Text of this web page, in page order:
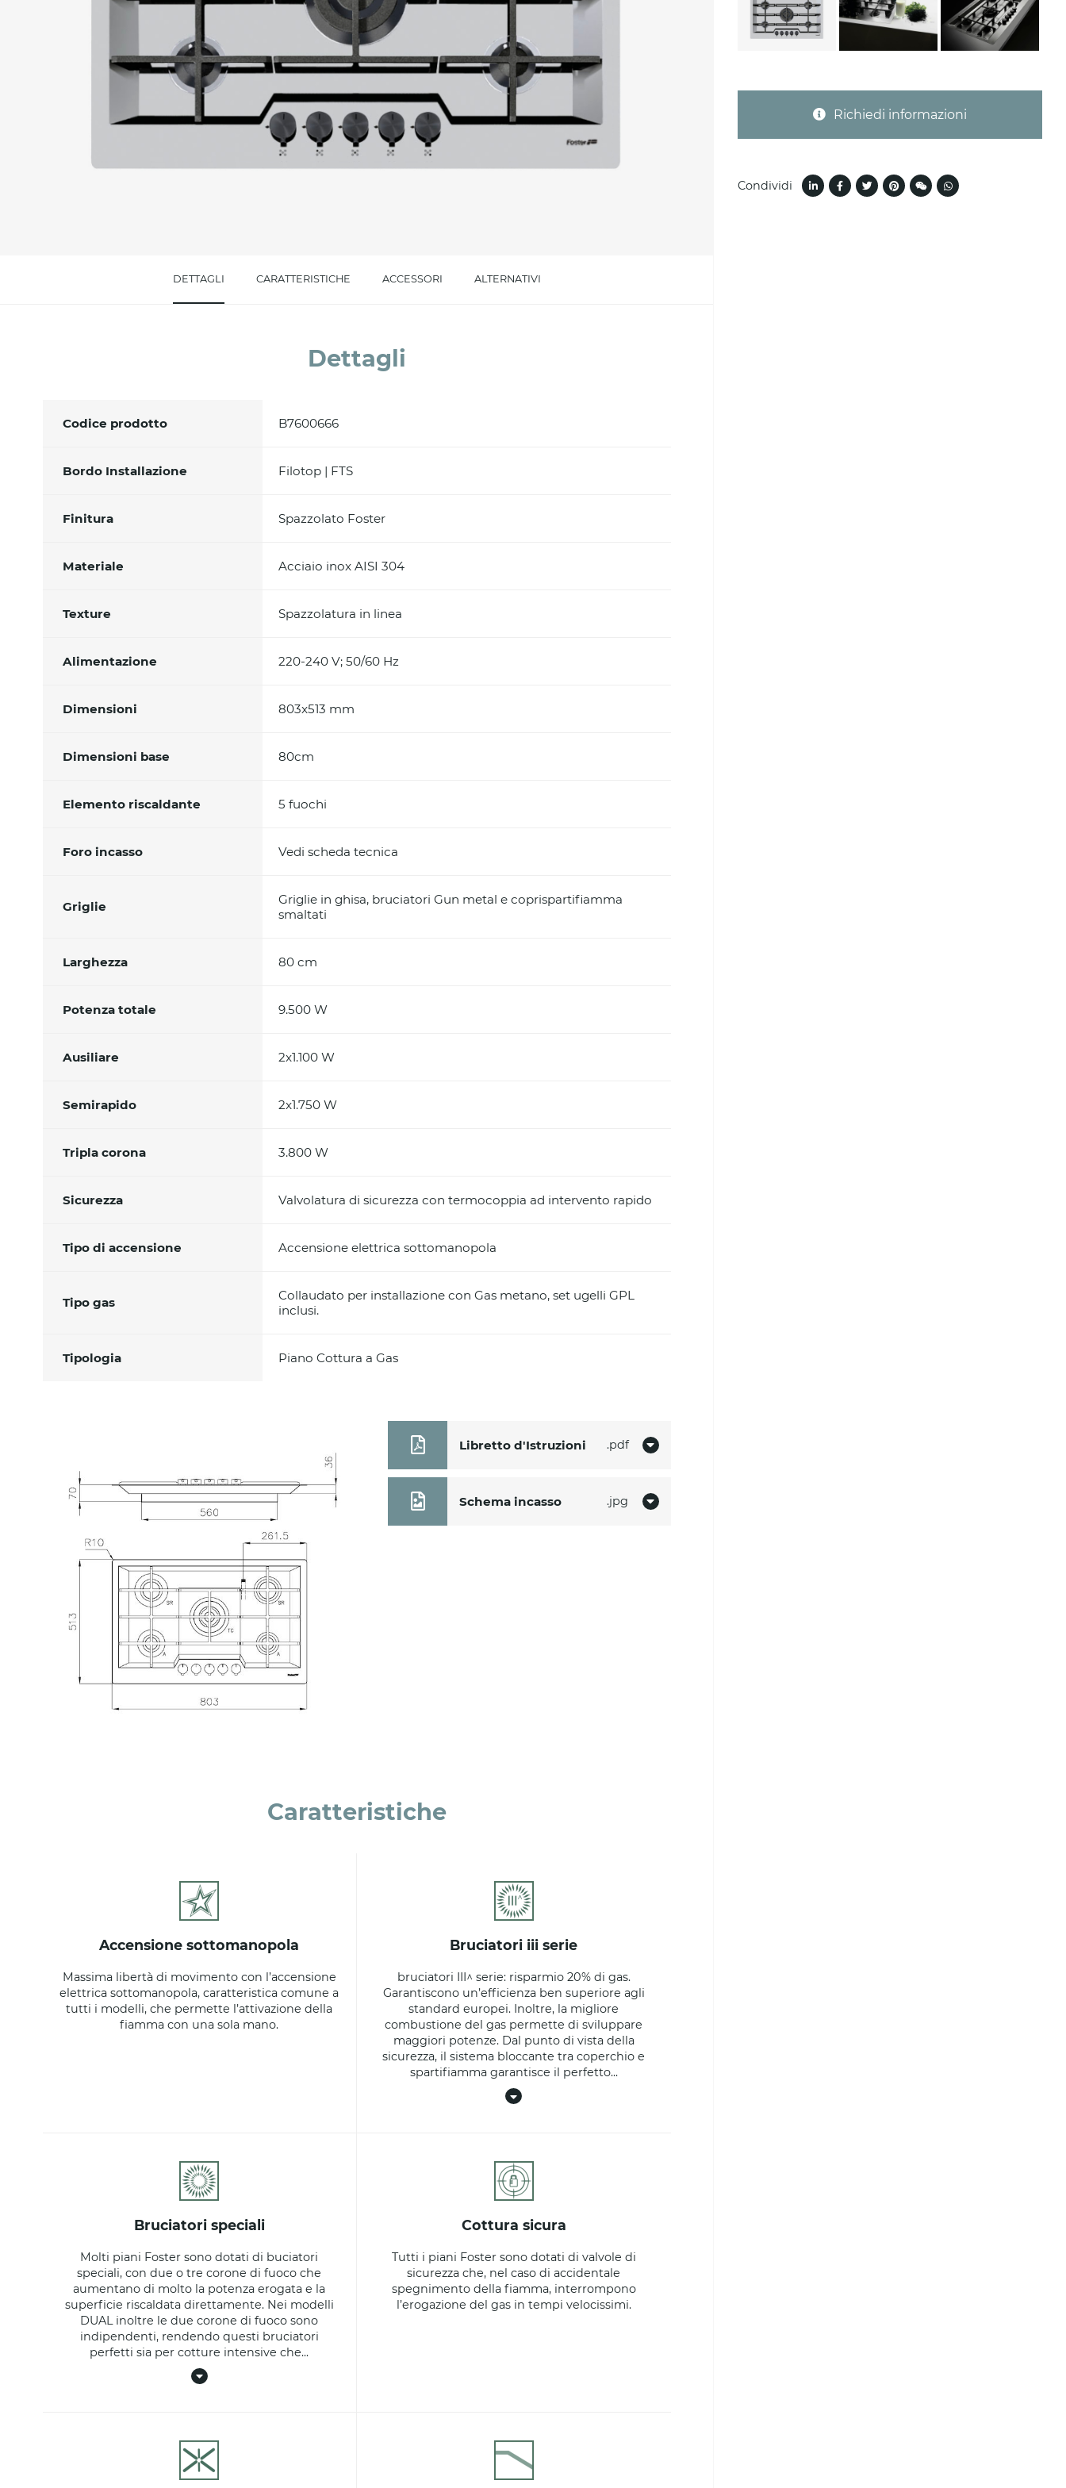
DETTAGLI CARATTERISTICHE ACCESSORI ALTERNATIVI
Dettagli
Libretto d'Istruzioni pdf
Schema incasso jpg
Codice prodotto B7600666
Bordo Installazione Filotop | FTS
Finitura Spazzolato Foster
Materiale Acciaio inox AISI 304
Texture Spazzolatura in linea
Alimentazione 220-240 V; 50/60 Hz
Dimensioni 803x513 mm
Dimensioni base 80cm
Elemento riscaldante 5 fuochi
Foro incasso Vedi scheda tecnica
Griglie
Griglie in ghisa, bruciatori Gun metal e coprispartifiamma
smaltati
Larghezza 80 cm
Potenza totale 9.500 W
Ausiliare 2x1.100 W
Semirapido 2x1.750 W
Tripla corona 3.800 W
Sicurezza Valvolatura di sicurezza con termocoppia ad intervento rapido
Tipo di accensione Accensione elettrica sottomanopola
Tipo gas
Collaudato per installazione con Gas metano, set ugelli GPL
inclusi.
Tipologia Piano Cottura a Gas
Caratteristiche
accensione sottomanopola
Massima libertà di movimento con l’accensione
elettrica sottomanopola, caratteristica comune a
tutti i modelli, che permette l’attivazione della
fiamma con una sola mano.
bruciatori iii serie
bruciatori III^ serie: risparmio 20% di gas.
Garantiscono un’efficienza ben superiore agli
standard europei. Inoltre, la migliore
combustione del gas permette di sviluppare
maggiori potenze. Dal punto di vista della
sicurezza, il sistema bloccante tra coperchio e
spartifiamma garantisce il perfetto...
bruciatori speciali
Molti piani Foster sono dotati di buciatori
speciali, con due o tre corone di fuoco che
aumentano di molto la potenza erogata e la
superficie riscaldata direttamente. Nei modelli
DUAL inoltre le due corone di fuoco sono
indipendenti, rendendo questi bruciatori
perfetti sia per cotture intensive che...
cottura sicura
Tutti i piani Foster sono dotati di valvole di
sicurezza che, nel caso di accidentale
spegnimento della fiamma, interrompono
l’erogazione del gas in tempi velocissimi.
Richiedi informazioni
Condividi
Messaggio *